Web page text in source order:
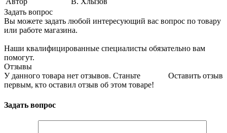
Задать вопрос
Вы можете задать любой интересующий вас вопрос по товару
или работе магазина.
Наши квалифицированные специалисты обязательно вам
помогут.
Отзывы
Оставить отзыв
У данного товара нет отзывов. Станьте
первым, кто оставил отзыв об этом товаре!
Задать вопрос